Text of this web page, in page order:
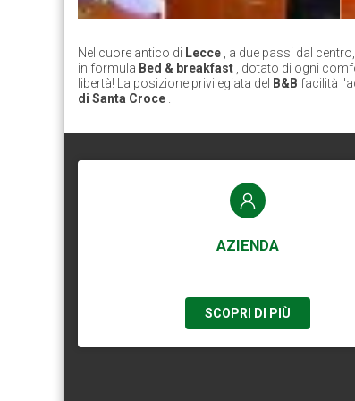
Nel cuore antico di Lecce , a due passi dal
in formula Bed & breakfast , dotato di ogni
libertà! La posizione privilegiata del B&B facilità
di Santa Croce
AZIENDA
SCOPRI DI PIÙ